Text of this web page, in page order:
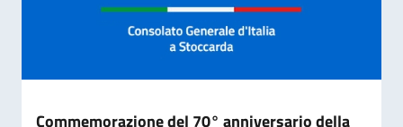
Commemorazione del 70° anniversario della